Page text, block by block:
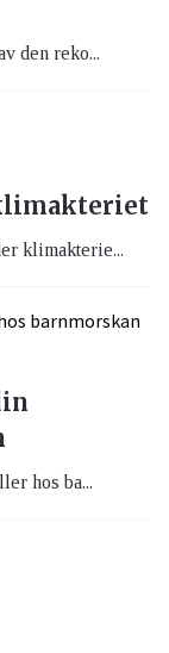
den reko...
klimakterie...
hos ba...